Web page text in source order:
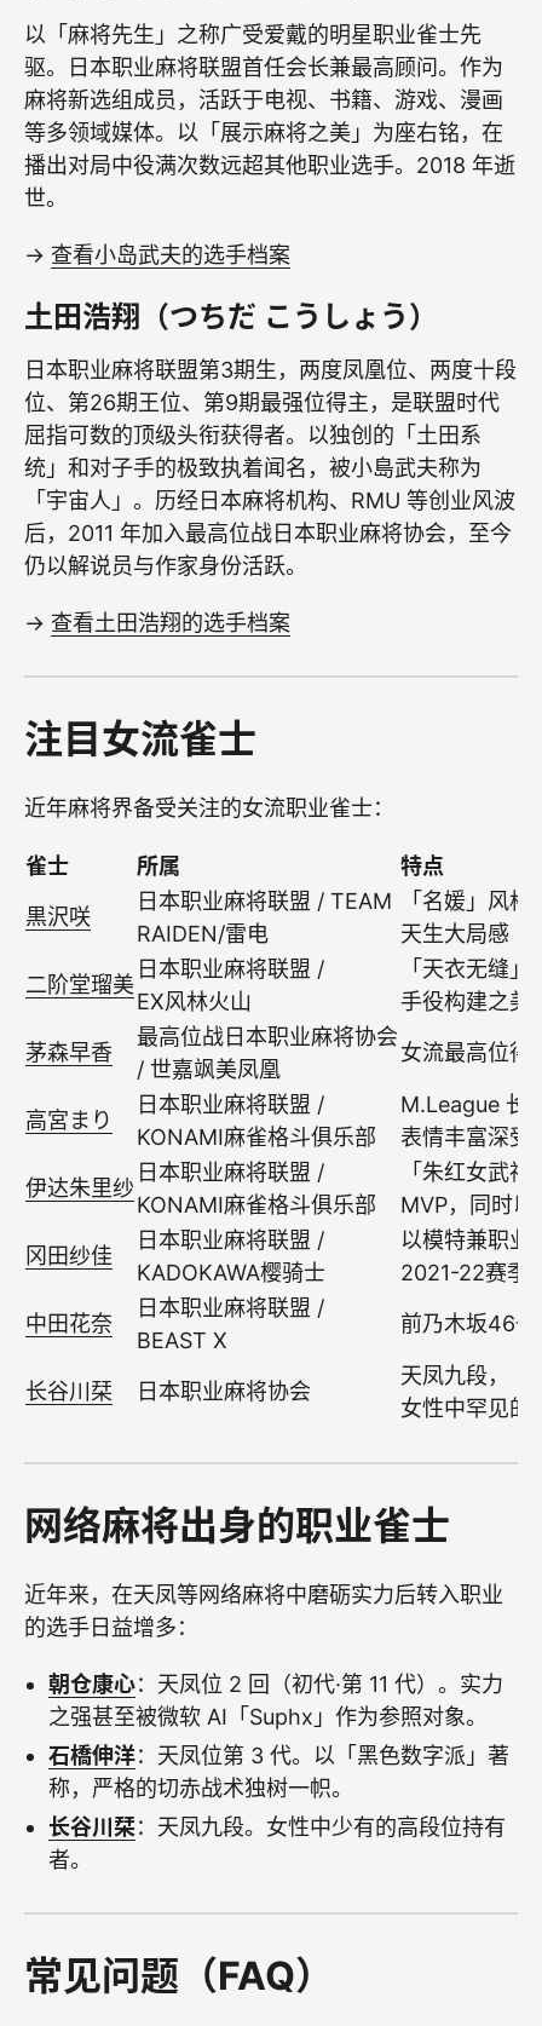
以「麻将先生」之称广受爱戴的明星职业雀士先
驱。日本职业麻将联盟首任会长兼最高顾问。作为
麻将新选组成员，活跃于电视、书籍、游戏、漫画
等多领域媒体。以「展示麻将之美」为座右铭，在
播出对局中役满次数远超其他职业选手。2018 年逝
世。
→ 查看小岛武夫的选手档案
土田浩翔（つちだ こうしょう）
日本职业麻将联盟第3期生，两度凤凰位、两度十段
位、第26期王位、第9期最强位得主，是联盟时代
屈指可数的顶级头衔获得者。以独创的「土田系
统」和对子手的极致执着闻名，被小島武夫称为
「宇宙人」。历经日本麻将机构、RMU 等创业风波
后，2011 年加入最高位战日本职业麻将协会，至今
仍以解说员与作家身份活跃。
→ 查看土田浩翔的选手档案
注目女流雀士
近年麻将界备受关注的女流职业雀士：
雀士 所属
特点
黒沢咲
日本职业麻将联盟 / TEAM
RAIDEN/雷电
「名媛」风
天生大局感
二阶堂瑠美
日本职业麻将联盟 /
EX风林火山
「天衣无缝
手役构建之美
茅森早香
最高位战日本职业麻将协会
/ 世嘉飒美凤凰
女流最高位得
高宮まり
日本职业麻将联盟 /
KONAMI麻雀格斗俱乐部
M.League 长
表情丰富深受
伊达朱里纱
日本职业麻将联盟 /
KONAMI麻雀格斗俱乐部
「朱红女武
MVP，同时
冈田纱佳
日本职业麻将联盟 /
KADOKAWA樱骑士
以模特兼职业
2021-22赛季
中田花奈
日本职业麻将联盟 /
BEAST X
前乃木坂46
长谷川栞 日本职业麻将协会
天凤九段，
女性中罕见的
网络麻将出身的职业雀士
近年来，在天凤等网络麻将中磨砺实力后转入职业
的选手日益增多：
朝仓康心：天凤位 2 回（初代·第 11 代）。实力
之强甚至被微软 AI「Suphx」作为参照对象。
石橋伸洋：天凤位第 3 代。以「黑色数字派」著
称，严格的切赤战术独树一帜。
长谷川栞：天凤九段。女性中少有的高段位持有
者。
常见问题（FAQ）